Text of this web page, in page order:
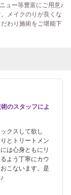
ュー等豊富にご用意♪
メイクのりが良くな
わり施術をご堪能下
のスタッフによ
クスして欲し
とトリートメン
は心身ともにリ
よう丁寧にカウ
こないます。是